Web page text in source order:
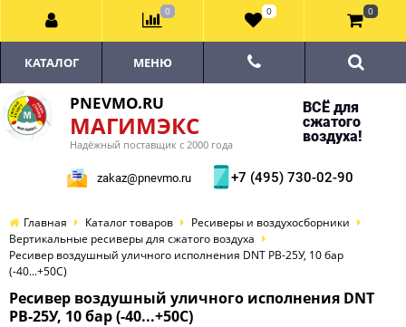
PNEVMO.RU
МАГИМЭКС
Надёжный поставщик с 2000 года
ВСЁ для
сжатого
воздуха!
zakaz@pnevmo.ru +7 (495) 730-02-90
КАТАЛОГ МЕНЮ
Главная Каталог товаров
Ресиверы и воздухосборники
Вертикальные ресиверы для сжатого воздуха
Ресивер воздушный уличного исполнения DNT РВ-25У, 10 бар
(-40...+50С)
Ресивер воздушный уличного исполнения DNT
РВ-25У, 10 бар (-40...+50С)
0 0 0